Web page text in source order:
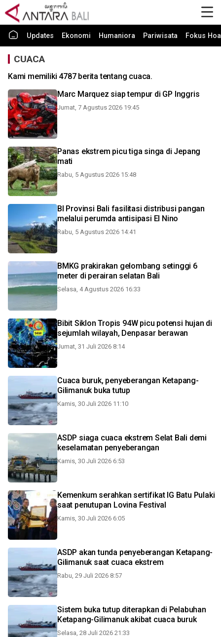
Updates Ekonomi Humaniora Pariwisata Fokus
CUACA
Kami memiliki 4787 berita tentang cuaca.
Marc Marquez siap tempur di GP Inggris
Jumat, 7 Agustus 2026 19:45
Panas ekstrem picu tiga singa di Jepang
mati
Rabu, 5 Agustus 2026 15:48
BI Provinsi Bali fasilitasi distribusi pangan
melalui perumda antisipasi El Nino
Rabu, 5 Agustus 2026 14:41
BMKG prakirakan gelombang setinggi 6
meter di perairan selatan Bali
Selasa, 4 Agustus 2026 16:33
Bibit Siklon Tropis 94W picu potensi hujan di
sejumlah wilayah, Denpasar berawan
Jumat, 31 Juli 2026 8:14
Cuaca buruk, penyeberangan Ketapang-
Gilimanuk buka tutup
Kamis, 30 Juli 2026 11:10
ASDP siaga cuaca ekstrem Selat Bali demi
keselamatan penyeberangan
Kamis, 30 Juli 2026 6:53
Kemenkum serahkan sertifikat IG Batu Pulaki
saat penutupan Lovina Festival
Kamis, 30 Juli 2026 6:05
ASDP akan tunda penyeberangan Ketapang-
Gilimanuk saat cuaca ekstrem
Rabu, 29 Juli 2026 8:57
Sistem buka tutup diterapkan di Pelabuhan
Ketapang-Gilimanuk akibat cuaca buruk
Selasa, 28 Juli 2026 21:33